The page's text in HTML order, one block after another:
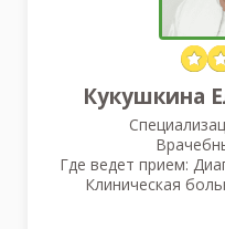
Кукушкина
Где ведет прием:
Клиническая